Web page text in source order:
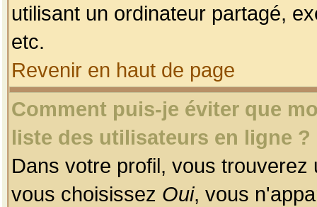
utilisant un ordinateur partagé,
etc.
Revenir en haut de page
Comment puis-je éviter que
liste des utilisateurs en ligne ?
Dans votre profil, vous
vous choisissez Oui, vous